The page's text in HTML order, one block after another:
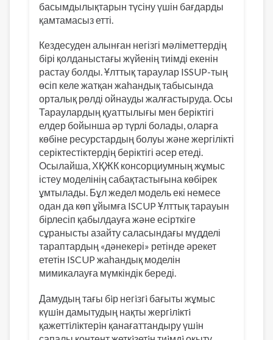
басымдылықтарын түсіну үшін бағдарды
қамтамасыз етті.
Кездесуден алынған негізгі мәліметтердің
бірі қолданыстағы жүйенің тиімді екенін
растау болды. Ұлттық тараулар ISSUP-тың
өсіп келе жатқан жаһандық табысында
орталық рөлді ойнауды жалғастыруда. Осы
Тараулардың қуаттылығы мен беріктігі
елдер бойынша әр түрлі болады, оларға
көбіне ресурстардың болуы және жергілікті
серіктестіктердің беріктігі әсер етеді.
Осылайша, ХҚЖК консорциумның жұмыс
істеу моделінің сабақтастығына көбірек
ұмтылады. Бұл жедел модель екі немесе
одан да көп ұйымға ISCUP Ұлттық тарауын
бірлесіп қабылдауға және есірткіге
сұранысты азайту саласындағы мүдделі
тараптардың «дәнекері» ретінде әрекет
ететін ISCUP жаһандық моделін
мимикалауға мүмкіндік береді.
Дамудың тағы бiр негiзгi бағыты жұмыс
күшiн дамытудың нақты жергiлiктi
қажеттiлiктерiн қанағаттандыру үшiн